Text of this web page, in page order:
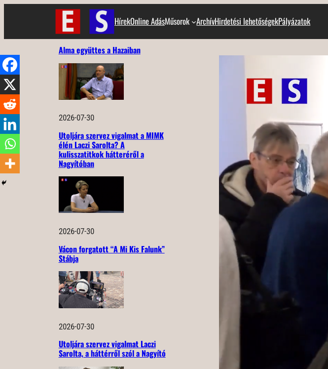
HírekOnline AdásMűsorok ArchívHirdetési lehetőségekPályázatok
Alma együttes a Hazaiban
2026-07-30
Utoljára szervez vigalmat a MIMK
élén Laczi Sarolta? A
kulisszatitkok hátteréről a
Nagyítóban
2026-07-30
Vácon forgatott “A Mi Kis Falunk”
Stábja
2026-07-30
Utoljára szervez vigalmat Laczi
Sarolta, a háttérről szól a Nagyító